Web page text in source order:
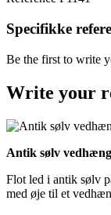
Specifikke
Be the first to write
Write your
Antik sølv
Flot led i antik sølv
med øje til et